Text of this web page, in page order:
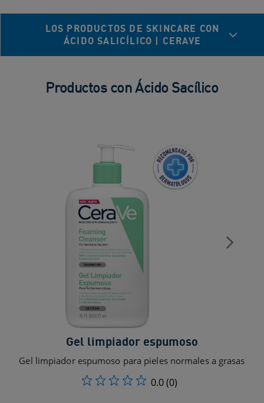
LOS PRODUCTOS DE SKINCARE CON
ÁCIDO SALICÍLICO | CERAVE
Productos con Ácido Sacílico
Gel limpiador espumoso
Gel limpiador espumoso para pieles normales a grasas
0.0(0)